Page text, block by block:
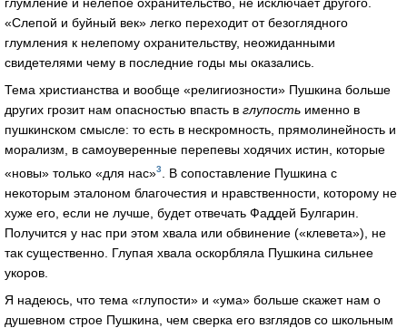
глумление и нелепое охранительство, не исключает другого.
«Слепой и буйный век» легко переходит от безоглядного
глумления к нелепому охранительству, неожиданными
свидетелями чему в последние годы мы оказались.
Тема христианства и вообще «религиозности» Пушкина больше
других грозит нам опасностью впасть в глупость именно в
пушкинском смысле: то есть в нескромность, прямолинейность и
морализм, в самоуверенные перепевы ходячих истин, которые
«новы» только «для нас»3
. В сопоставление Пушкина с
некоторым эталоном благочестия и нравственности, которому не
хуже его, если не лучше, будет отвечать Фаддей Булгарин.
Получится у нас при этом хвала или обвинение («клевета»), не
так существенно. Глупая хвала оскорбляла Пушкина сильнее
укоров.
Я надеюсь, что тема «глупости» и «ума» больше скажет нам о
душевном строе Пушкина, чем сверка его взглядов со школьным